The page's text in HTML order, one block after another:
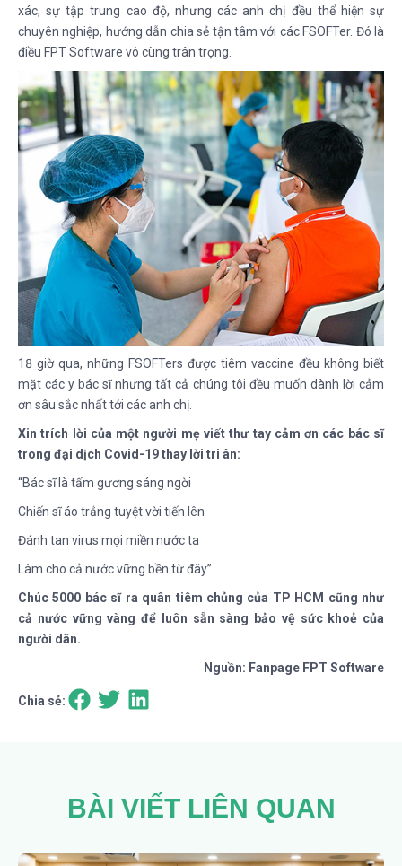
xác, sự tập trung cao độ, nhưng các anh chị đều thể hiện sự
chuyên nghiệp, hướng dẫn chia sẻ tận tâm với các FSOFTer. Đó là
điều FPT Software vô cùng trân trọng.
18 giờ qua, những FSOFTers được tiêm vaccine đều không biết
mặt các y bác sĩ nhưng tất cả chúng tôi đều muốn dành lời cảm
ơn sâu sắc nhất tới các anh chị.
Xin trích lời của một người mẹ viết thư tay cảm ơn các bác sĩ
trong đại dịch Covid-19 thay lời tri ân:
“Bác sĩ là tấm gương sáng ngời
Chiến sĩ áo trắng tuyệt vời tiến lên
Đánh tan virus mọi miền nước ta
Làm cho cả nước vững bền từ đây”
Chúc 5000 bác sĩ ra quân tiêm chủng của TP HCM cũng như
cả nước vững vàng để luôn sẵn sàng bảo vệ sức khoẻ của
người dân.
Nguồn: Fanpage FPT Software
Chia sẻ:
BÀI VIẾT LIÊN QUAN